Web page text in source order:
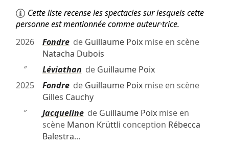
Cette liste recense les spectacles sur lesquels cette
personne est mentionnée comme auteur·trice.
2026
Fondrede Guillaume Poixmise en scène
Natacha Dubois
″
Léviathan de Guillaume Poix
2025
Fondrede Guillaume Poixmise en scène
Gilles Cauchy
″
Jacquelinede Guillaume Poixmise en
scène Manon Krüttli conception Rébecca
Balestra…